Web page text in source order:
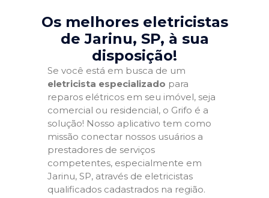
Os melhores eletricistas
de Jarinu, SP, à sua
disposição!
Se você está em busca de um
eletricista especializado para
reparos elétricos em seu imóvel, seja
comercial ou residencial, o Grifo é a
solução! Nosso aplicativo tem como
missão conectar nossos usuários a
prestadores de serviços
competentes, especialmente em
Jarinu, SP, através de eletricistas
qualificados cadastrados na região.